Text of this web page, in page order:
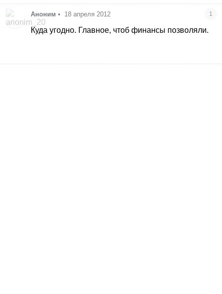
Аноним • 18 апреля 2012 1
Куда угодно. Главное, чтоб финансы позволяли.